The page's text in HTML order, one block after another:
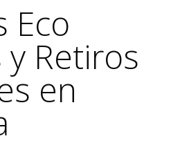
Eco
Retiros
en